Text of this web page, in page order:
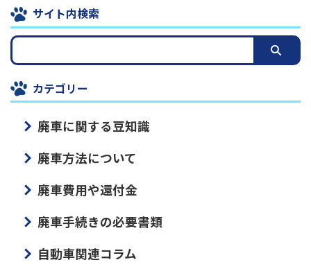
サイト内検索
カテゴリー
廃車に関する豆知識
廃車方法について
廃車費用や還付金
廃車手続きの必要書類
自動車関連コラム